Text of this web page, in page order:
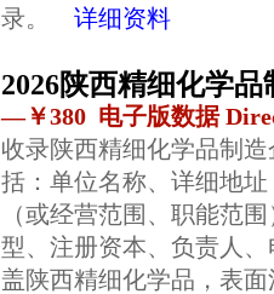
录。
详细资料
2026陕西精细化学
—￥380 电子版数据
收录陕西精细化学品制
括：单位名称、详细地
（或经营范围、职能范
型、注册资本、负责人
盖陕西精细化学品，表